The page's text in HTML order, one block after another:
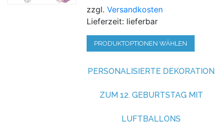
zzgl.Versandkosten
Lieferzeit: lieferbar
PRODUKTOPTIONEN WÄHLEN
PERSONALISIERTE DEKORATION
ZUM 12. GEBURTSTAG MIT
LUFTBALLONS